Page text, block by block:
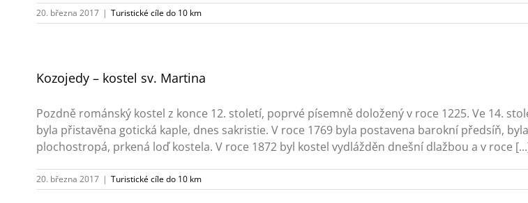
20. března 2017 | Turistické cíle do 10 km
Kozojedy – kostel sv. Martina
Pozdně románský kostel z konce 12. století, poprvé písemně doložený v roce 1225. Ve 14.
byla přistavěna gotická kaple, dnes sakristie. V roce 1769 byla postavena barokní předsíň,
plochostropá, prkená loď kostela. V roce 1872 byl kostel vydlážděn dnešní dlažbou a v roce
20. března 2017 | Turistické cíle do 10 km